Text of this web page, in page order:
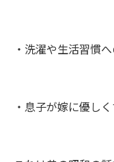
・洗濯や生活習慣
・息子が嫁に優し